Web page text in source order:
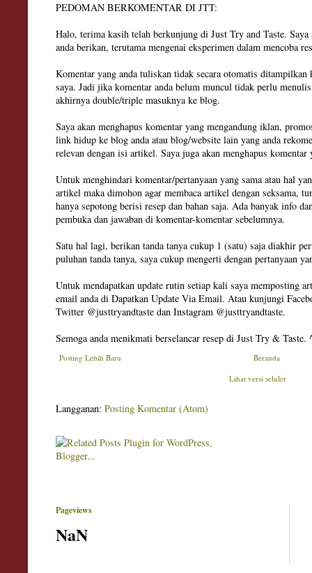
PEDOMAN BERKOMENTAR DI JTT:
Halo, terima kasih telah berkunjung di Just Try and Taste. Saya
anda berikan, terutama mengenai eksperimen dalam mencoba
Komentar yang anda tuliskan tidak secara otomatis ditampilkan
saya. Jadi jika komentar anda belum muncul tidak perlu
akhirnya double/triple masuknya ke blog.
Saya akan menghapus komentar yang mengandung iklan,
link hidup ke blog anda atau blog/website lain yang anda
relevan dengan isi artikel. Saya juga akan menghapus
Untuk menghindari komentar/pertanyaan yang sama atau hal
artikel maka dimohon agar membaca artikel dengan seksama,
hanya sepotong berisi resep dan bahan saja. Ada banyak info
pembuka dan jawaban di komentar-komentar sebelumnya.
Satu hal lagi, berikan tanda tanya cukup 1 (satu) saja diakhir
puluhan tanda tanya, saya cukup mengerti dengan pertanyaan
Untuk mendapatkan update rutin setiap kali saya memposting
email anda di Dapatkan Update Via Email. Atau kunjungi
Twitter @justtryandtaste dan Instagram @justtryandtaste.
Semoga anda menikmati berselancar resep di Just Try & Taste.
Posting Lebih Baru
Beranda
Lihat versi seluler
Langganan: Posting Komentar (Atom)
Pageviews
NaN